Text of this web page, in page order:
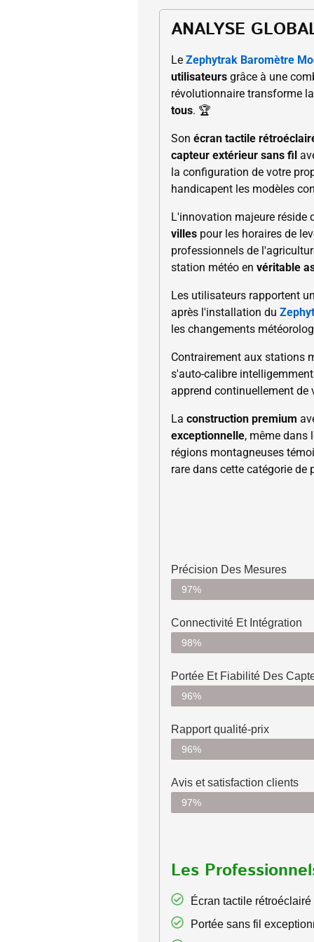
ANALYSE
Le Zephytrak Baromètre
utilisateurs grâce à une
révolutionnaire transforme
tous. 🏆
Son écran tactile
capteur extérieur sans fil
la configuration de votre
handicapent les modèles
L'innovation majeure réside
villes pour les horaires de
professionnels de
station météo en véritable
Les utilisateurs rapportent
après l'installation du
les changements
Contrairement aux stations
s'auto-calibre
apprend continuellement
La construction premium
exceptionnelle, même dans
régions montagneuses
rare dans cette catégorie de
Précision Des Mesures
97%
Connectivité Et Intégration
98%
Portée Et Fiabilité Des
96%
Rapport qualité-prix
96%
Avis et satisfaction clients
97%
Les
Écran tactile
Portée sans fil